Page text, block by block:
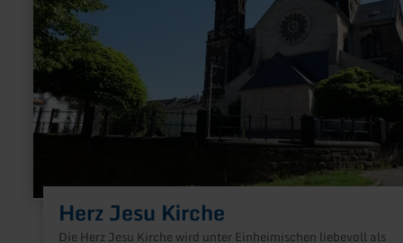
Herz Jesu Kirche
Die Herz Jesu Kirche wird unter Einheimischen liebevoll als